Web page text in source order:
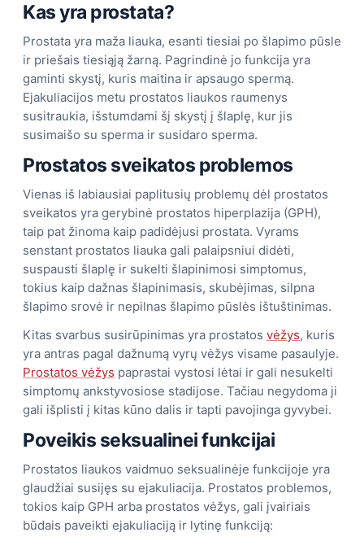
Kas yra prostata?
Prostata yra maža liauka, esanti tiesiai po šlapimo pūsle
ir priešais tiesiąją žarną. Pagrindinė jo funkcija yra
gaminti skystį, kuris maitina ir apsaugo spermą.
Ejakuliacijos metu prostatos liaukos raumenys
susitraukia, išstumdami šį skystį į šlaplę, kur jis
susimaišo su sperma ir susidaro sperma.
Prostatos sveikatos problemos
Vienas iš labiausiai paplitusių problemų dėl prostatos
sveikatos yra gerybinė prostatos hiperplazija (GPH),
taip pat žinoma kaip padidėjusi prostata. Vyrams
senstant prostatos liauka gali palaipsniui didėti,
suspausti šlaplę ir sukelti šlapinimosi simptomus,
tokius kaip dažnas šlapinimasis, skubėjimas, silpna
šlapimo srovė ir nepilnas šlapimo pūslės ištuštinimas.
Kitas svarbus susirūpinimas yra prostatos vėžys, kuris
yra antras pagal dažnumą vyrų vėžys visame pasaulyje.
Prostatos vėžys paprastai vystosi lėtai ir gali nesukelti
simptomų ankstyvosiose stadijose. Tačiau negydoma ji
gali išplisti į kitas kūno dalis ir tapti pavojinga gyvybei.
Poveikis seksualinei funkcijai
Prostatos liaukos vaidmuo seksualinėje funkcijoje yra
glaudžiai susijęs su ejakuliacija. Prostatos problemos,
tokios kaip GPH arba prostatos vėžys, gali įvairiais
būdais paveikti ejakuliaciją ir lytinę funkciją: